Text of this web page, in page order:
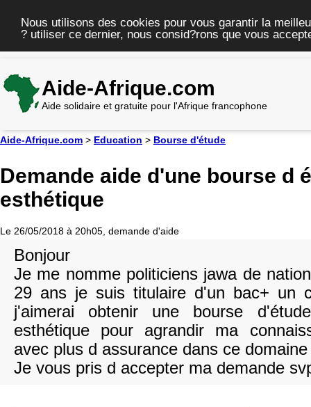
Nous utilisons des cookies pour vous garantir la
? utiliser ce dernier, nous consid?rons que vous
Aide-Afrique.com
Aide solidaire et gratuite pour l'Afrique francophone
Aide-Afrique.com > Education > Bourse d'étude
Demande aide d'une bourse d
esthétique
Le 26/05/2018 à 20h05, demande d'aide
Bonjour
Je me nomme politiciens jawa de
29 ans je suis titulaire d'un bac+ un
j'aimerai obtenir une bourse
esthétique pour agrandir ma
avec plus d assurance dans ce
Je vous pris d accepter ma demande